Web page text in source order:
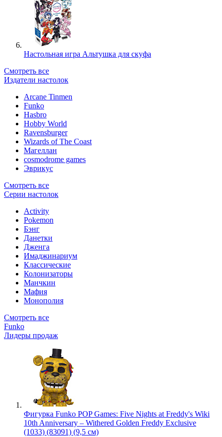
Настольная игра Альтушка для скуфа
Смотреть все
Издатели настолок
Arcane Tinmen
Funko
Hasbro
Hobby World
Ravensburger
Wizards of The Coast
Магеллан
сosmodrome games
Эврикус
Смотреть все
Серии настолок
Activity
Pokemon
Бэнг
Данетки
Дженга
Имаджинариум
Классические
Колонизаторы
Манчкин
Мафия
Монополия
Смотреть все
Funko
Лидеры продаж
Фигурка Funko POP Games: Five Nights at Freddy's Wiki
10th Anniversary – Withered Golden Freddy Exclusive
(1033) (83091) (9,5 см)